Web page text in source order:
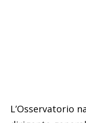
L’Osservatorio